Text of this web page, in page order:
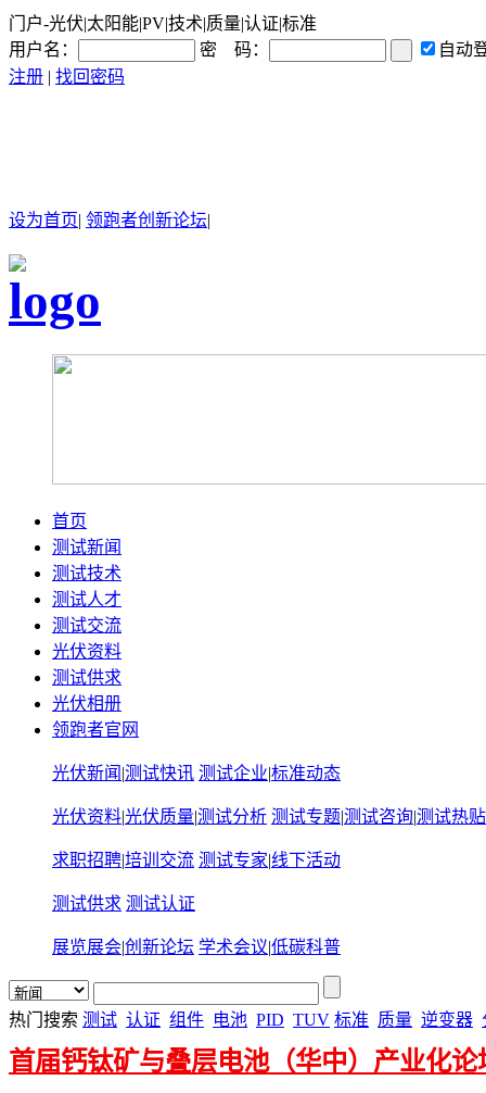
门户-光伏|太阳能|PV|技术|质量|认证|标准
用户名：
密 码：
自动
注册 | 找回密码
设为首页| 领跑者创新论坛|
首页
测试新闻
测试技术
测试人才
测试交流
光伏资料
测试供求
光伏相册
领跑者官网
光伏新闻 |测试快讯 测试企业|标准动态
光伏资料|光伏质量|测试分析 测试专题|测试咨询|测试热贴
求职招聘|培训交流 测试专家|线下活动
测试供求 测试认证
展览展会|创新论坛 学术会议|低碳科普
热门搜索 测试 认证 组件 电池 PID TUV 标准 质量 逆变器
首届钙钛矿与叠层电池（华中）产业化论